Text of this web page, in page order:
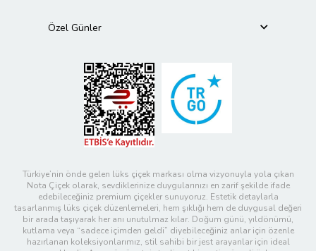
Özel Günler
Türkiye’nin önde gelen lüks çiçek markası olma vizyonuyla yola çıkan
Nota Çiçek olarak, sevdiklerinize duygularınızı en zarif şekilde ifade
edebileceğiniz premium çiçekler sunuyoruz. Estetik detaylarla
tasarlanmış lüks çiçek düzenlemeleri, hem şıklığı hem de duygusal değeri
bir arada taşıyarak her anı unutulmaz kılar. Doğum günü, yıldönümü,
kutlama veya “sadece içimden geldi” diyebileceğiniz anlar için özenle
hazırlanan koleksiyonlarımız, stil sahibi bir jest arayanlar için ideal